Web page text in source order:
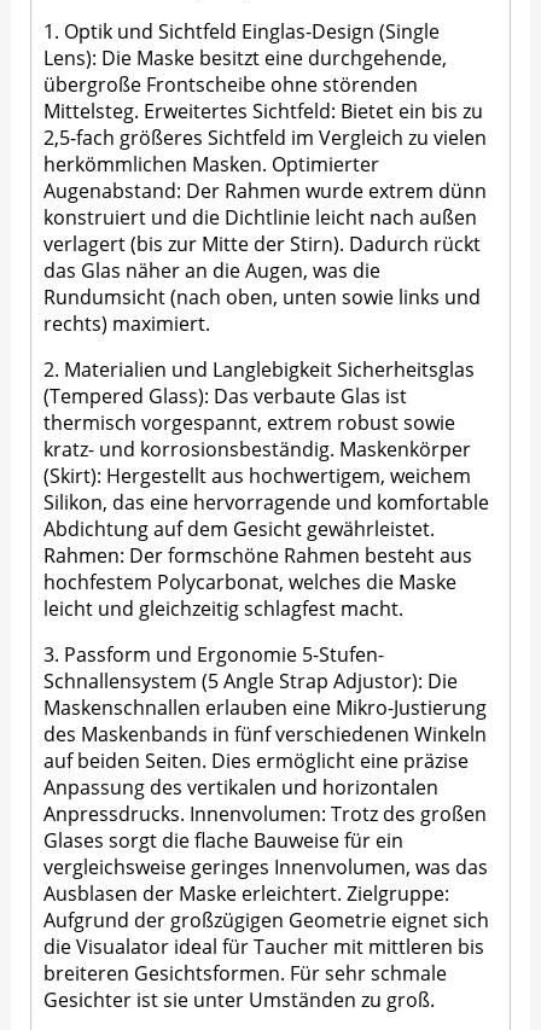
1. Optik und Sichtfeld Einglas-Design (Single
Lens): Die Maske besitzt eine durchgehende,
übergroße Frontscheibe ohne störenden
Mittelsteg. Erweitertes Sichtfeld: Bietet ein bis zu
2,5-fach größeres Sichtfeld im Vergleich zu vielen
herkömmlichen Masken. Optimierter
Augenabstand: Der Rahmen wurde extrem dünn
konstruiert und die Dichtlinie leicht nach außen
verlagert (bis zur Mitte der Stirn). Dadurch rückt
das Glas näher an die Augen, was die
Rundumsicht (nach oben, unten sowie links und
rechts) maximiert.
2. Materialien und Langlebigkeit Sicherheitsglas
(Tempered Glass): Das verbaute Glas ist
thermisch vorgespannt, extrem robust sowie
kratz- und korrosionsbeständig. Maskenkörper
(Skirt): Hergestellt aus hochwertigem, weichem
Silikon, das eine hervorragende und komfortable
Abdichtung auf dem Gesicht gewährleistet.
Rahmen: Der formschöne Rahmen besteht aus
hochfestem Polycarbonat, welches die Maske
leicht und gleichzeitig schlagfest macht.
3. Passform und Ergonomie 5-Stufen-
Schnallensystem (5 Angle Strap Adjustor): Die
Maskenschnallen erlauben eine Mikro-Justierung
des Maskenbands in fünf verschiedenen Winkeln
auf beiden Seiten. Dies ermöglicht eine präzise
Anpassung des vertikalen und horizontalen
Anpressdrucks. Innenvolumen: Trotz des großen
Glases sorgt die flache Bauweise für ein
vergleichsweise geringes Innenvolumen, was das
Ausblasen der Maske erleichtert. Zielgruppe:
Aufgrund der großzügigen Geometrie eignet sich
die Visualator ideal für Taucher mit mittleren bis
breiteren Gesichtsformen. Für sehr schmale
Gesichter ist sie unter Umständen zu groß.